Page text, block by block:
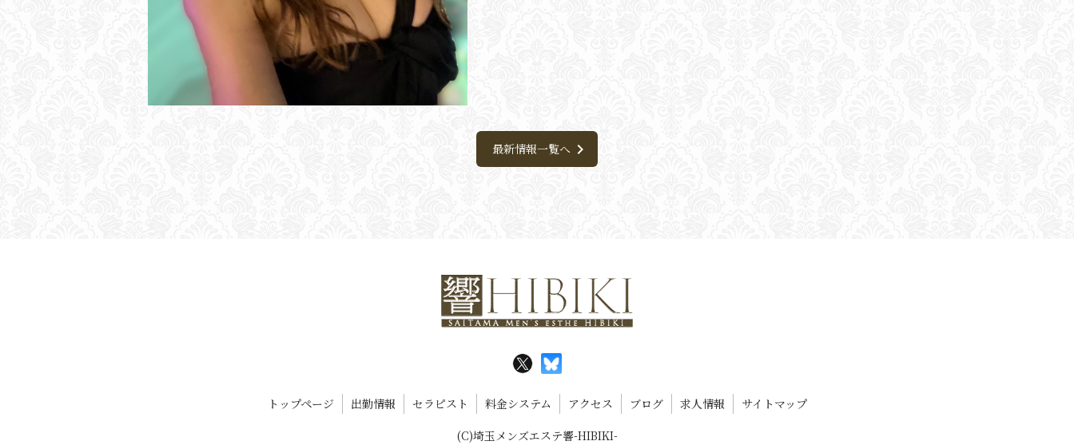
最新情報一覧へ chevron_right
トップページ 出勤情報 セラピスト 料金システム アクセス ブログ 求人情報
サイトマップ
(C)埼玉メンズエステ響-HIBIKI-